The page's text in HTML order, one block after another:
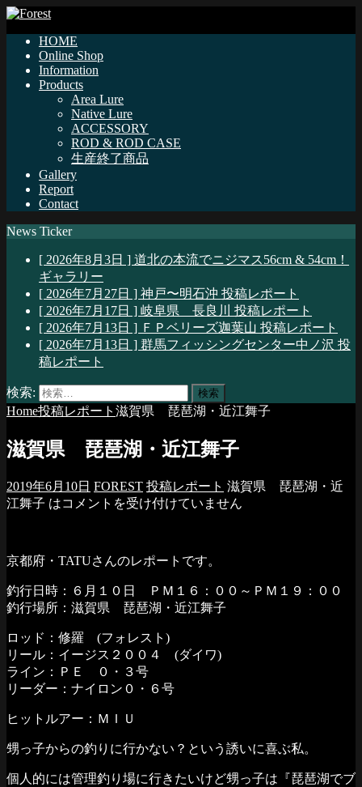
HOME
Online Shop
Information
Products
Area Lure
Native Lure
ACCESSORY
ROD & ROD CASE
生産終了商品
Gallery
Report
Contact
News Ticker
[ 2026年8月3日 ] 道北の本流でニジマス56cm & 54cm！
ギャラリー
[ 2026年7月27日 ] 神戸〜明石沖 投稿レポート
[ 2026年7月17日 ] 岐阜県 長良川 投稿レポート
[ 2026年7月13日 ] ＦＰベリーズ迦葉山 投稿レポート
[ 2026年7月13日 ] 群馬フィッシングセンター中ノ沢 投
稿レポート
検索:
Home投稿レポート 滋賀県 琵琶湖・近江舞子
滋賀県 琵琶湖・近江舞子
2019年6月10日 FOREST 投稿レポート 滋賀県 琵琶湖・近
江舞子 はコメントを受け付けていません
京都府・TATUさんのレポートです。
釣行日時：６月１０日 ＰＭ１６：００～ＰＭ１９：００
釣行場所：滋賀県 琵琶湖・近江舞子
ロッド：修羅 (フォレスト)
リール：イージス２００４ (ダイワ)
ライン：ＰＥ ０・３号
リーダー：ナイロン０・６号
ヒットルアー：ＭＩＵ
甥っ子からの釣りに行かない？という誘いに喜ぶ私。
個人的には管理釣り場に行きたいけど甥っ子は『琵琶湖でブ